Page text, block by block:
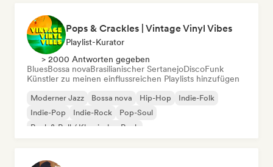
Pops & Crackles | Vintage Vinyl Vibes
Playlist-Kurator
> 2000 Antworten gegeben
BluesBossa novaBrasilianischer SertanejoDiscoFunk
Künstler zu meinen einflussreichen Playlists hinzufügen
Moderner Jazz Bossa nova Hip-Hop
Indie-Folk
Indie-Pop
Indie-Rock
Pop-Soul
Rock & Roll / Klassischer Rock